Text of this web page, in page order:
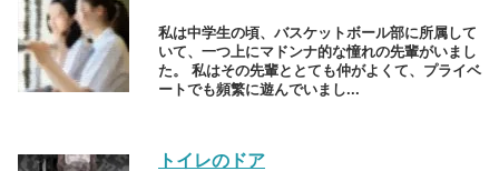
私は中学生の頃、バスケットボール部に所属して
いて、一つ上にマドンナ的な憧れの先輩がいまし
た。 私はその先輩ととても仲がよくて、プライベ
ートでも頻繁に遊んでいまし...
トイレのドア